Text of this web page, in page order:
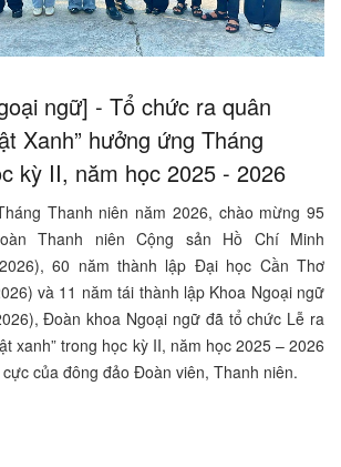
ngữ] - Tổ chức ra quân
Xanh” hưởng ứng Tháng
kỳ II, năm học 2025 - 2026
Thanh niên năm 2026, chào mừng 95
Thanh niên Cộng sản Hồ Chí Minh
60 năm thành lập Đại học Cần Thơ
và 11 năm tái thành lập Khoa Ngoại ngữ
Đoàn khoa Ngoại ngữ đã tổ chức Lễ ra
xanh” trong học kỳ II, năm học 2025 – 2026
của đông đảo Đoàn viên, Thanh niên.